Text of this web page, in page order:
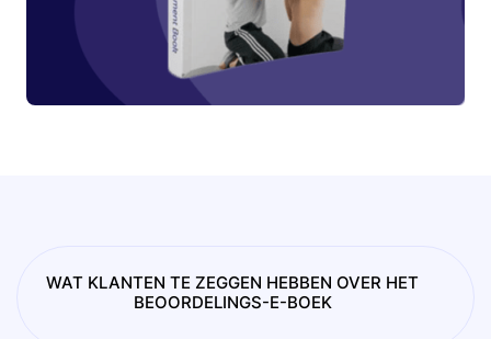
WAT KLANTEN TE ZEGGEN HEBBEN OVER HET
BEOORDELINGS-E-BOEK